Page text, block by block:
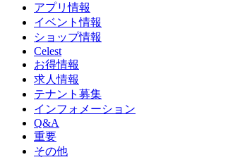
アプリ情報
イベント情報
ショップ情報
Celest
お得情報
求人情報
テナント募集
インフォメーション
Q&A
重要
その他